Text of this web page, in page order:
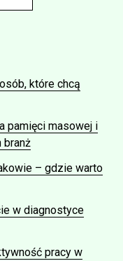
które chcą
pamięci masowej i
branż
– gdzie warto
w diagnostyce
pracy w